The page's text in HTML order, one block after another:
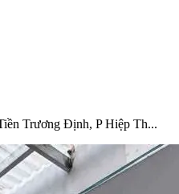
Trương Định, P Hiệp Th...